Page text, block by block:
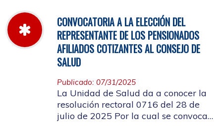
CONVOCATORIA A LA ELECCIÓN DEL
REPRESENTANTE DE LOS PENSIONADOS
AFILIADOS COTIZANTES AL CONSEJO DE
SALUD
Publicado: 07/31/2025
La Unidad de Salud da a conocer la
resolución rectoral 0716 del 28 de
julio de 2025 Por la cual se convoca